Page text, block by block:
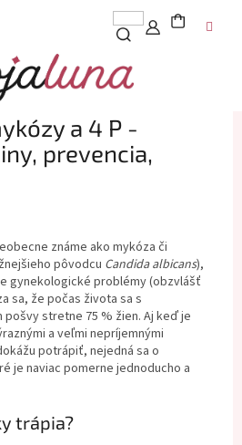
a 4 P -
prevencia,
známe ako mykóza či
pôvodcu Candida albicans),
gynekologické problémy (obzvlášť
sa, že počas života sa s
stretne 75 % žien. Aj keď je
a veľmi nepríjemnými
potrápiť, nejedná sa o
je naviac pomerne jednoducho a
trápia?